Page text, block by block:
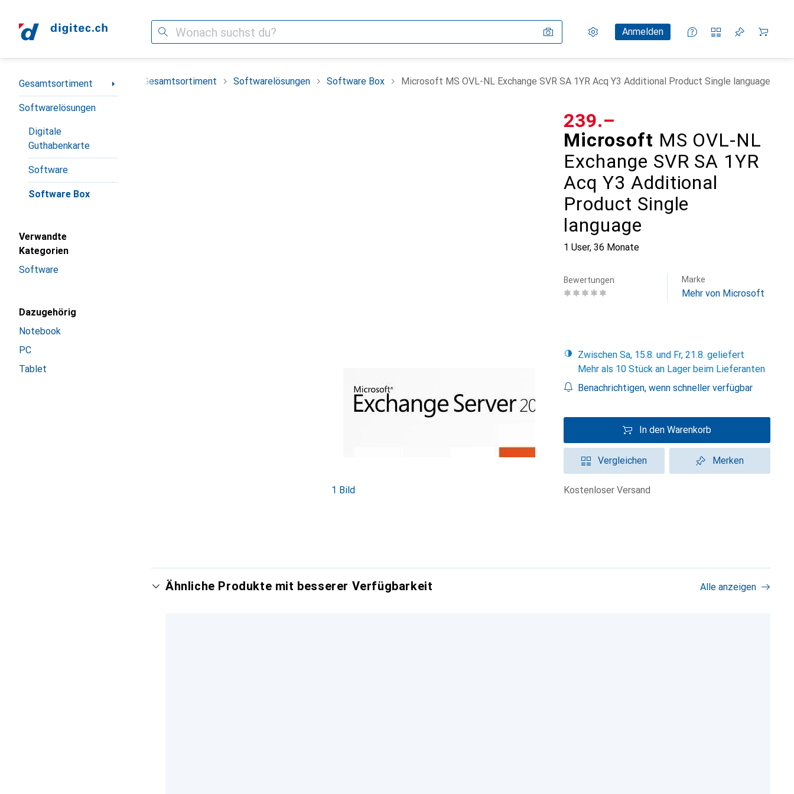
Suche Einstellungen
KundenkontoAnmelden
Vergleichslisten
Merklisten
Warenkorb
Navigation nach Kategorien
Gesamtsortiment
Softwarelösungen
Digitale
Guthabenkarte
Software
Software Box
Verwandte
Kategorien
Software
Dazugehörig
Notebook
PC
Tablet
Gesamtsortiment Softwarelösungen Software Box Microsoft MS OVL-NL Exchange SVR SA 1YR Acq Y3 Additional Product Single language
1 Bild
Microsoft MS OVL-NL
Exchange SVR SA 1YR
Acq Y3 Additional
Product Single
language
1 User, 36 Monate
CHF
239.–
Bewertungen Marke
Mehr von Microsoft
Zwischen Sa, 15.8. und Fr, 21.8. geliefert
Mehr als 10 Stück an Lager beim Lieferanten
Benachrichtigen, wenn schneller verfügbar
In den Warenkorb
Vergleichen Merken
kostenloser Versand
Ähnliche Produkte mit besserer Verfügbarkeit Alle anzeigen